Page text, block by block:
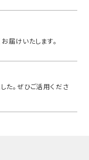
お届けいたします。
た。ぜひご活用くださ